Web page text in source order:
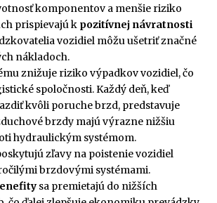
komponentov a menšie riziko
prispievajú k pozitívnej návratnosti
vozidiel môžu ušetriť značné
nákladoch.
znižuje riziko výpadkov vozidiel, čo
spoločnosti. Každý deň, keď
kvôli poruche brzd, predstavuje
brzdy majú výrazne nižšiu
hydraulickým systémom.
zľavy na poistenie vozidiel
brzdovými systémami.
sa premietajú do nižších